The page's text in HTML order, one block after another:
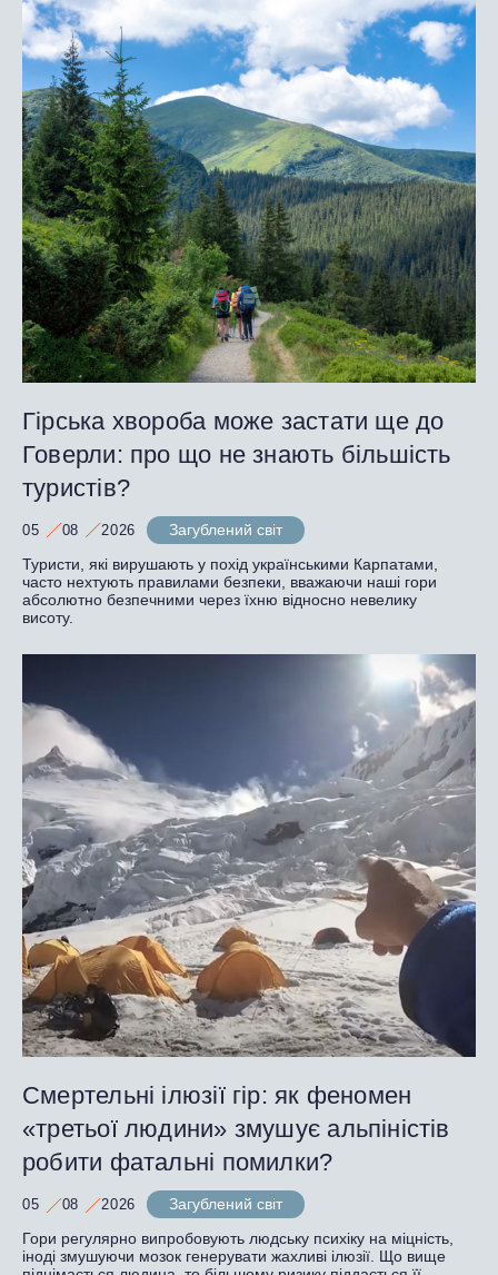
Гірська хвороба може застати ще до
Говерли: про що не знають більшість
туристів?
05 08 2026
Загублений світ
Туристи, які вирушають у похід українськими Карпатами,
часто нехтують правилами безпеки, вважаючи наші гори
абсолютно безпечними через їхню відносно невелику
висоту.
Смертельні ілюзії гір: як феномен
«третьої людини» змушує альпіністів
робити фатальні помилки?
05 08 2026
Загублений світ
Гори регулярно випробовують людську психіку на міцність,
іноді змушуючи мозок генерувати жахливі ілюзії. Що вище